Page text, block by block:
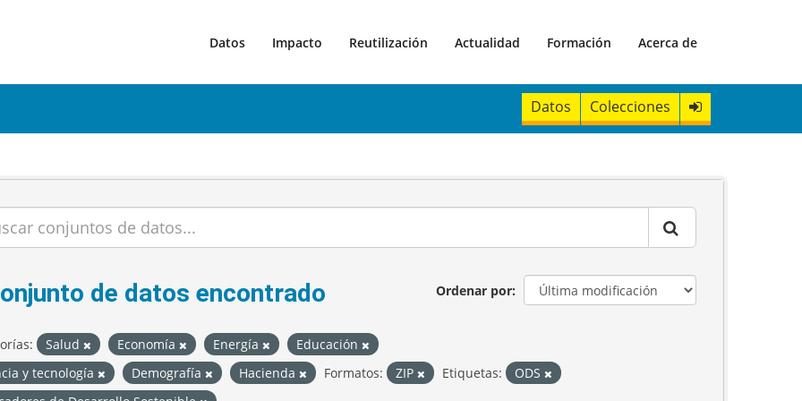
Datos Impacto Reutilización Actualidad Formación Acerca de
Datos Colecciones
Ordenar por
de datos encontrado
Salud Economía Energía
Educación
y tecnología
Demografía Hacienda Formatos: ZIP Etiquetas:
ODS